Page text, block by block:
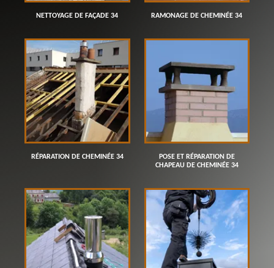
NETTOYAGE DE FAÇADE 34 RAMONAGE DE CHEMINÉE 34
RÉPARATION DE CHEMINÉE 34
POSE ET RÉPARATION DE
CHAPEAU DE CHEMINÉE 34